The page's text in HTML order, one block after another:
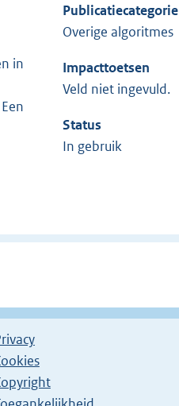
in
Publicatiecategorie
Overige algoritmes
Impacttoetsen
Veld niet ingevuld.
Status
In gebruik